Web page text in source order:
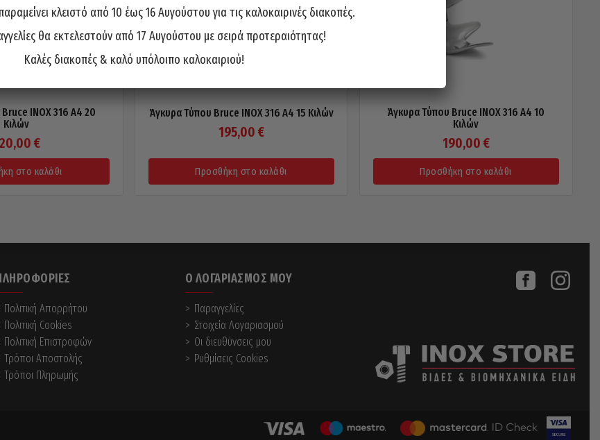
INOX 316 A4 20
Κιλών
€
στο καλάθι
Άγκυρα Τύπου Bruce INOX 316 A4 15 Κιλών
195,00 €
Προσθήκη στο καλάθι
Άγκυρα Τύπου Bruce INOX 316 A4 10
Κιλών
190,00 €
Προσθήκη στο καλάθι
Πολιτική Απορρήτου
Πολιτική Cookies
Πολιτική Επιστροφών
Τρόποι Αποστολής
Τρόποι Πληρωμής
Ο ΛΟΓΑΡΙΑΣΜΌΣ ΜΟΥ
Παραγγελίες
Στοιχεία Λογαριασμού
Οι διευθύνσεις μου
Ρυθμίσεις Cookies
κλειστό από 10 έως 16 Αυγούστου για τις καλοκαιρινές διακοπές.
θα εκτελεστούν από 17 Αυγούστου με σειρά προτεραιότητας!
Καλές διακοπές & καλό υπόλοιπο καλοκαιριού!